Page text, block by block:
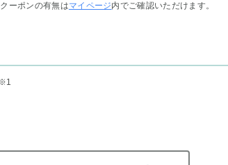
ーポンの有無はマイページ内でご確認いただけます。